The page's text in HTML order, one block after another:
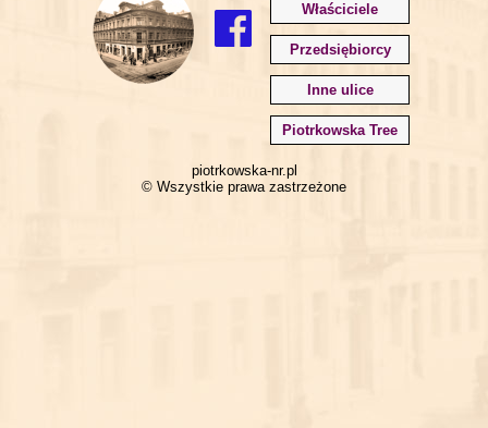
Właściciele
Przedsiębiorcy
Inne ulice
Piotrkowska Tree
piotrkowska-nr.pl
© Wszystkie prawa zastrzeżone